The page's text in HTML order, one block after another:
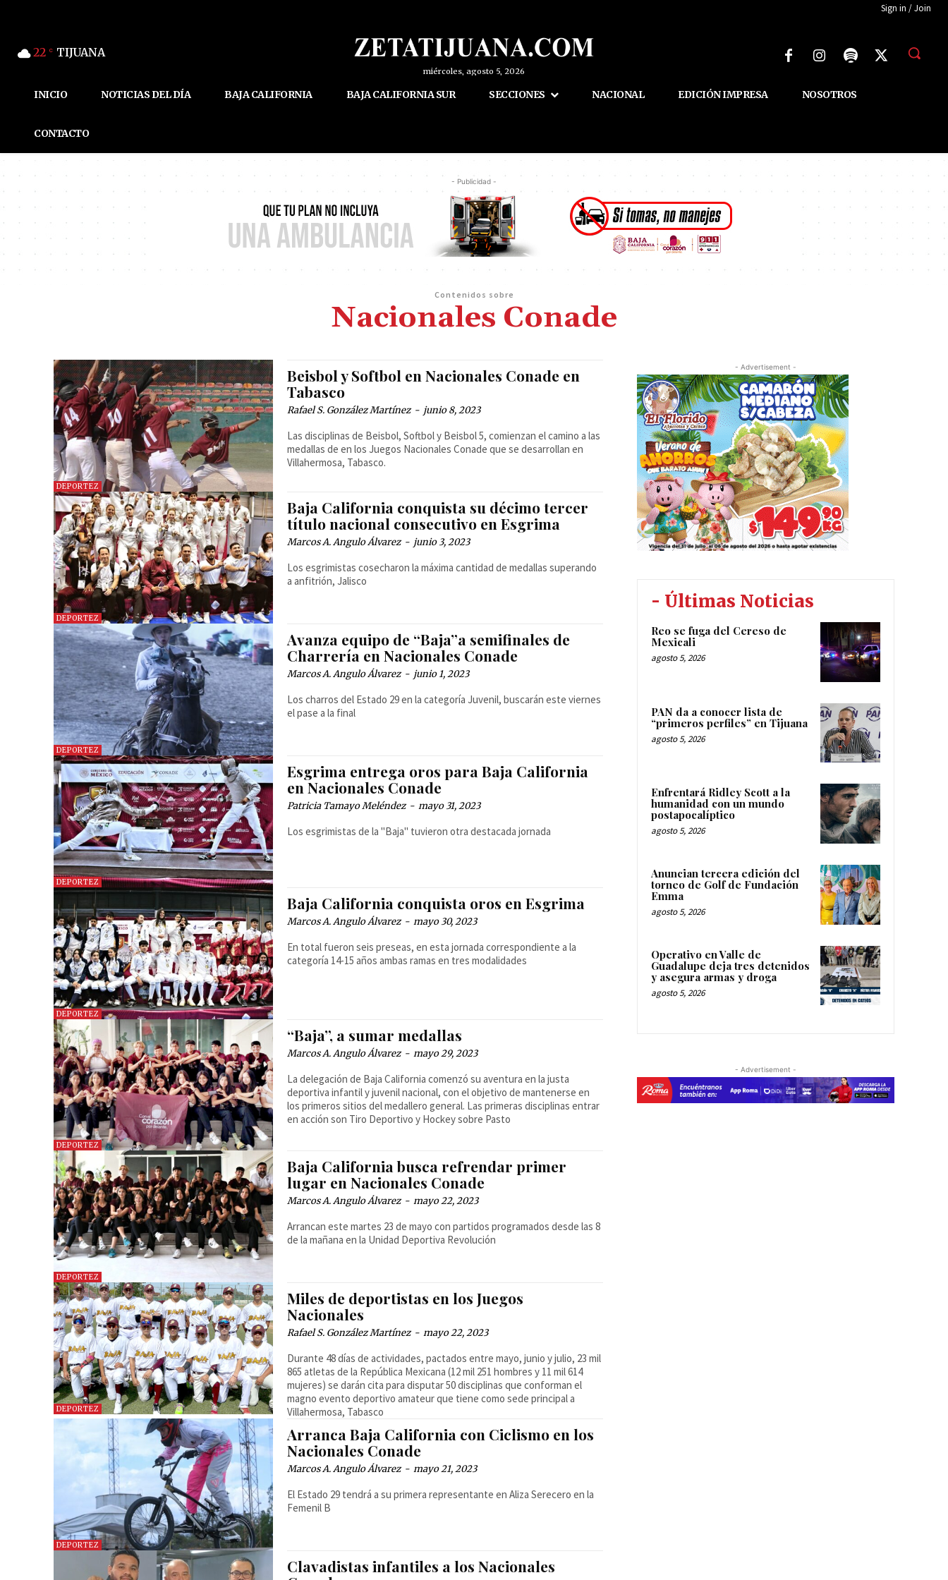
Sign in / Join
22 C TIJUANA
miércoles, agosto 5, 2026
INICIO NOTICIAS DEL DÍA BAJA CALIFORNIA BAJA CALIFORNIA SUR SECCIONES NACIONAL EDICIÓN IMPRESA NOSOTROS
CONTACTO
- Publicidad -
Contenidos sobre
Nacionales Conade
DEPORTEZ
Beisbol y Softbol en Nacionales Conade en
Tabasco
Rafael S. González Martínez - junio 8, 2023
Las disciplinas de Beisbol, Softbol y Beisbol 5, comienzan el camino a las
medallas de en los Juegos Nacionales Conade que se desarrollan en
Villahermosa, Tabasco.
DEPORTEZ
Baja California conquista su décimo tercer
título nacional consecutivo en Esgrima
Marcos A. Angulo Álvarez - junio 3, 2023
Los esgrimistas cosecharon la máxima cantidad de medallas superando
a anfitrión, Jalisco
DEPORTEZ
Avanza equipo de “Baja”a semifinales de
Charrería en Nacionales Conade
Marcos A. Angulo Álvarez - junio 1, 2023
Los charros del Estado 29 en la categoría Juvenil, buscarán este viernes
el pase a la final
DEPORTEZ
Esgrima entrega oros para Baja California
en Nacionales Conade
Patricia Tamayo Meléndez - mayo 31, 2023
Los esgrimistas de la "Baja" tuvieron otra destacada jornada
DEPORTEZ
Baja California conquista oros en Esgrima
Marcos A. Angulo Álvarez - mayo 30, 2023
En total fueron seis preseas, en esta jornada correspondiente a la
categoría 14-15 años ambas ramas en tres modalidades
DEPORTEZ
“Baja”, a sumar medallas
Marcos A. Angulo Álvarez - mayo 29, 2023
La delegación de Baja California comenzó su aventura en la justa
deportiva infantil y juvenil nacional, con el objetivo de mantenerse en
los primeros sitios del medallero general. Las primeras disciplinas entrar
en acción son Tiro Deportivo y Hockey sobre Pasto
DEPORTEZ
Baja California busca refrendar primer
lugar en Nacionales Conade
Marcos A. Angulo Álvarez - mayo 22, 2023
Arrancan este martes 23 de mayo con partidos programados desde las 8
de la mañana en la Unidad Deportiva Revolución
DEPORTEZ
Miles de deportistas en los Juegos
Nacionales
Rafael S. González Martínez - mayo 22, 2023
Durante 48 días de actividades, pactados entre mayo, junio y julio, 23 mil
865 atletas de la República Mexicana (12 mil 251 hombres y 11 mil 614
mujeres) se darán cita para disputar 50 disciplinas que conforman el
magno evento deportivo amateur que tiene como sede principal a
Villahermosa, Tabasco
DEPORTEZ
Arranca Baja California con Ciclismo en los
Nacionales Conade
Marcos A. Angulo Álvarez - mayo 21, 2023
El Estado 29 tendrá a su primera representante en Aliza Serecero en la
Femenil B
Clavadistas infantiles a los Nacionales
- Advertisement -
- Últimas Noticias
Reo se fuga del Cereso de
Mexicali
agosto 5, 2026
PAN da a conocer lista de
“primeros perfiles” en Tijuana
agosto 5, 2026
Enfrentará Ridley Scott a la
humanidad con un mundo
postapocalíptico
agosto 5, 2026
Anuncian tercera edición del
torneo de Golf de Fundación
Emma
agosto 5, 2026
Operativo en Valle de
Guadalupe deja tres detenidos
y asegura armas y droga
agosto 5, 2026
- Advertisement -